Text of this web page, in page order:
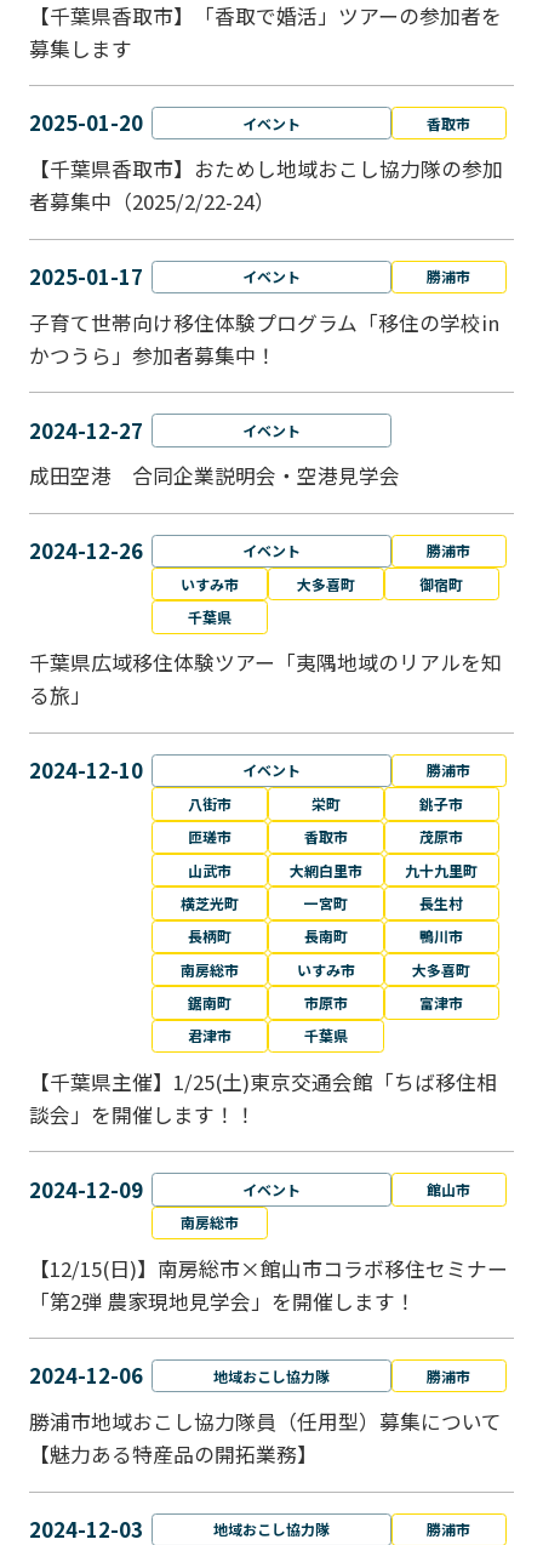
【千葉県香取市】「香取で婚活」ツアーの参加者を
募集します
2025-01-20 イベント 香取市
【千葉県香取市】おためし地域おこし協力隊の参加
者募集中（2025/2/22-24）
2025-01-17 イベント 勝浦市
子育て世帯向け移住体験プログラム「移住の学校in
かつうら」参加者募集中！
2024-12-27 イベント
成田空港 合同企業説明会・空港見学会
2024-12-26 イベント
勝浦市
いすみ市
大多喜町
御宿町
千葉県
千葉県広域移住体験ツアー「夷隅地域のリアルを知
る旅」
2024-12-10 イベント
勝浦市
八街市
栄町
銚子市
匝瑳市
香取市
茂原市
山武市
大網白里市
九十九里町
横芝光町
一宮町
長生村
長柄町
長南町
鴨川市
南房総市
いすみ市
大多喜町
鋸南町
市原市
富津市
君津市
千葉県
【千葉県主催】1/25(土)東京交通会館「ちば移住相
談会」を開催します！！
2024-12-09 イベント
館山市
南房総市
【12/15(日)】南房総市×館山市コラボ移住セミナー
「第2弾 農家現地見学会」を開催します！
2024-12-06 地域おこし協力隊 勝浦市
勝浦市地域おこし協力隊員（任用型）募集について
【魅力ある特産品の開拓業務】
2024-12-03 地域おこし協力隊 勝浦市